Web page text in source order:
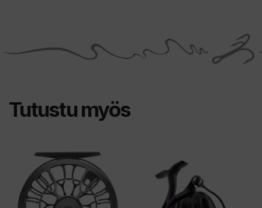
Tutustu myös
tuotteella
useampi
tuotteella
useampi